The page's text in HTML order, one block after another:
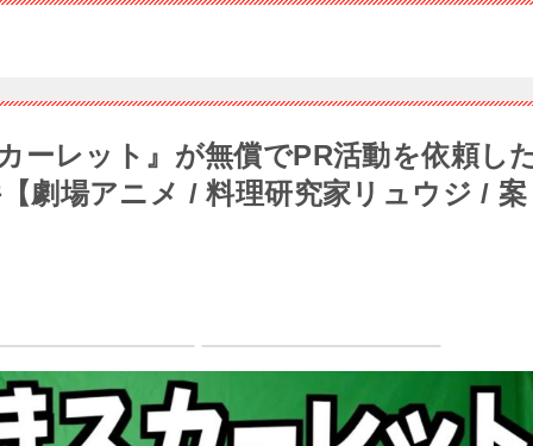
ーレット』が無償でPR活動を依頼し
劇場アニメ / 料理研究家リュウジ / 案